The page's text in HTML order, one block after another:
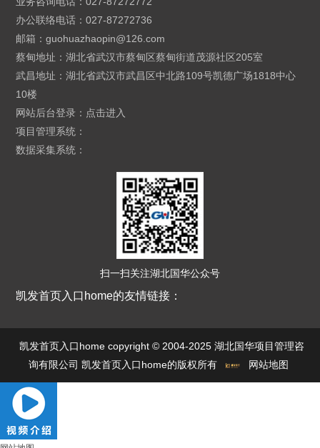
办公联络电话：027-87272736
邮箱：guohuazhaopin@126.com
蔡甸地址：湖北省武汉市蔡甸区蔡甸街道茂源社区205室
武昌地址：湖北省武汉市武昌区中北路109号凯德广场1818中心
10楼
网站后台登录： 点击进入
项目管理系统：
数据采集系统：
扫一扫关注湖北国华公众号
凯发首页入口home的友情链接：
凯发首页入口home copyright © 2004-2025 湖北国华项目管理咨
询有限公司 凯发首页入口home的版权所有
网站地图